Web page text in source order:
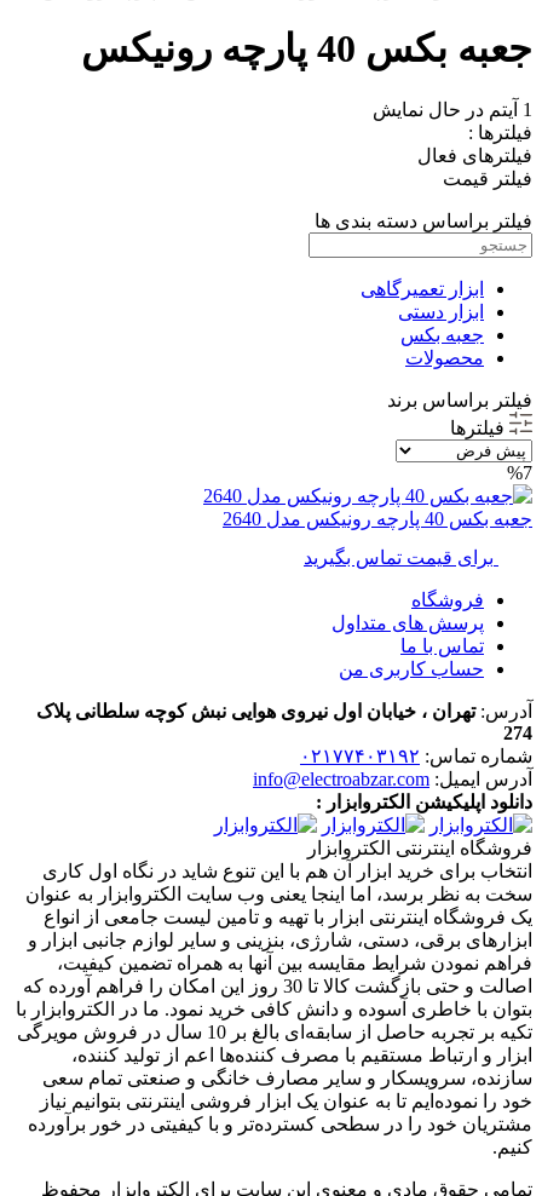
جعبه بکس 40 پارچه رونیکس
1 آیتم
در حال نمایش
فیلترها :
فیلترهای فعال
فیلتر قیمت
فیلتر براساس دسته بندی ها
ابزار تعمیرگاهی
ابزار دستی
جعبه بکس
محصولات
فیلتر براساس برند
فیلترها
%7
جعبه بکس 40 پارچه رونیکس مدل 2640
برای قیمت تماس بگیرید
فروشگاه
پرسش های متداول
تماس با ما
حساب کاربری من
آدرس:تهران ، خیابان اول نیروی هوایی نبش کوچه سلطانی پلاک
274
شماره تماس: ۰۲۱۷۷۴۰۳۱۹۲
آدرس ایمیل: info@electroabzar.com
دانلود اپلیکیشن الکتروابزار :
فروشگاه اینترنتی الکتروابزار
انتخاب برای خرید ابزار آن هم با این تنوع شاید در نگاه اول کاری
سخت به نظر برسد، اما اینجا یعنی وب سایت الکتروابزار به عنوان
یک فروشگاه اینترنتی ابزار با تهیه و تامین لیست جامعی از انواع
ابزار‌های برقی، دستی، شارژی، بنزینی و سایر لوازم جانبی ابزار و
فراهم نمودن شرایط مقایسه بین آنها به همراه تضمین کیفیت،
اصالت و حتی بازگشت کالا تا 30 روز این امکان را فراهم آورده که
بتوان با خاطری آسوده و دانش کافی خرید نمود. ما در الکتروابزار با
تکیه بر تجربه حاصل از سابقه‌ای بالغ بر 10 سال در فروش مویرگی
ابزار و ارتباط مستقیم با مصرف کننده‌ها اعم از تولید کننده،
سازنده، سرویسکار و سایر مصارف خانگی و صنعتی تمام سعی
خود را نموده‌ایم تا به عنوان یک ابزار فروشی اینترنتی بتوانیم نیاز
مشتریان خود را در سطحی کسترده‌تر و با کیفیتی در خور برآورده
کنیم.
تمامی حقوق مادی و معنوی این سایت برای الکتروابزار محفوظ